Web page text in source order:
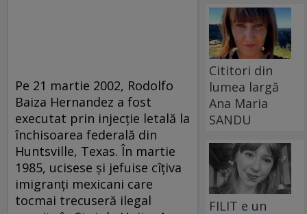
Pe 21 martie 2002, Rodolfo
Baiza Hernandez a fost
executat prin injecţie letală la
închisoarea federală din
Huntsville, Texas. În martie
1985, ucisese şi jefuise cîţiva
imigranţi mexicani care
tocmai trecuseră ilegal
Cititori din
lumea largă
Ana Maria
SANDU
FILIT e un